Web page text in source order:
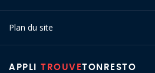
APPLI TROUVETONRESTO
Plan du site